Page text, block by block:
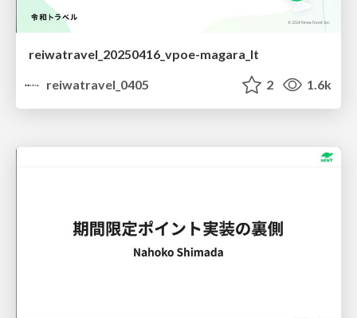
reiwatravel_20250416_vpoe-magara_lt
reiwatravel_0405
2 1.6k